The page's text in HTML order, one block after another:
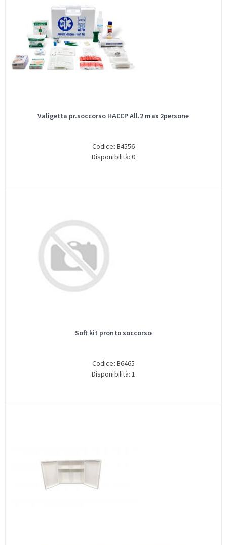
Valigetta pr.soccorso HACCP All.2 max 2persone
Codice: B4556
Disponibilità: 0
Soft kit pronto soccorso
Codice: B6465
Disponibilità: 1